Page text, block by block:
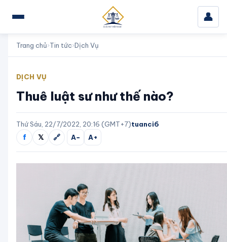
👤
Trang chủ›Tin tức›Dịch Vụ
DỊCH VỤ
Thuê luật sư như thế nào?
Thứ Sáu, 22/7/2022, 20:16 (GMT+7)tuanci6
f 𝕏 🔗 A− A+